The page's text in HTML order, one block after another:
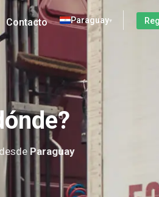
Contacto Paraguay▾
Paraguay